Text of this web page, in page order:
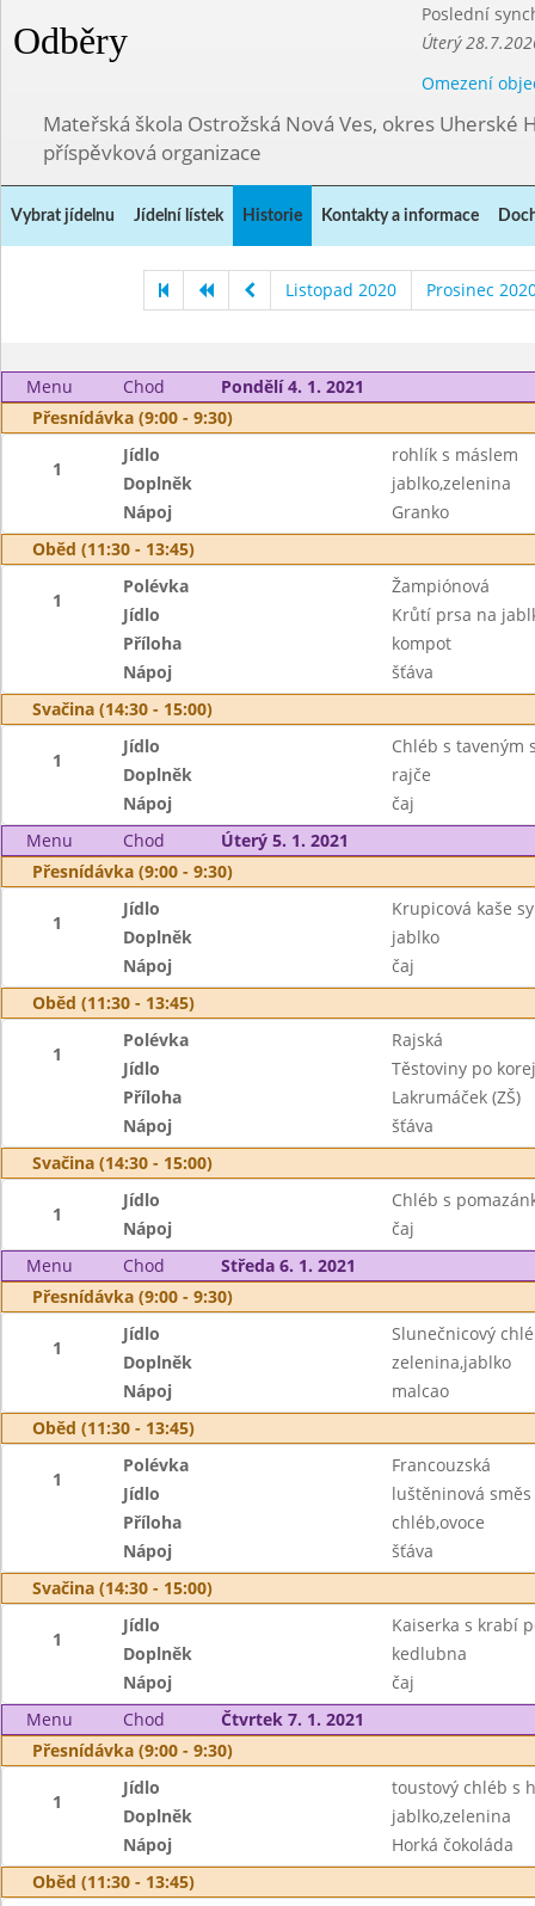
Odběry
Poslední
Úterý
Omezení
Mateřská škola Ostrožská Nová Ves, okres Uherské
příspěvková organizace
Vybrat jídelnu Jídelní lístek Historie Kontakty a informace
Listopad 2020 Prosinec
Menu Chod
Pondělí 4. 1. 2021
Přesnídávka (9:00 - 9:30)
1
Jídlo
rohlík s máslem
Doplněk
jablko,zelenina
Nápoj
Granko
Oběd (11:30 - 13:45)
1
Polévka
Žampiónová
Jídlo
Krůtí prsa na
Příloha
kompot
Nápoj
šťáva
Svačina (14:30 - 15:00)
1
Jídlo
Chléb s taveným
Doplněk
rajče
Nápoj
čaj
Menu
Chod
Úterý 5. 1. 2021
Přesnídávka (9:00 - 9:30)
1
Jídlo
Krupicová kaše
Doplněk
jablko
Nápoj
čaj
Oběd (11:30 - 13:45)
1
Polévka
Rajská
Jídlo
Těstoviny po
Příloha
Lakrumáček (ZŠ)
Nápoj
šťáva
Svačina (14:30 - 15:00)
1
Jídlo
Chléb s
Nápoj
čaj
Menu
Chod
Středa 6. 1. 2021
Přesnídávka (9:00 - 9:30)
1
Jídlo
Slunečnicový
Doplněk
zelenina,jablko
Nápoj
malcao
Oběd (11:30 - 13:45)
1
Polévka
Francouzská
Jídlo
luštěninová
Příloha
chléb,ovoce
Nápoj
šťáva
Svačina (14:30 - 15:00)
1
Jídlo
Kaiserka s krabí
Doplněk
kedlubna
Nápoj
čaj
Menu
Chod
Čtvrtek 7. 1. 2021
Přesnídávka (9:00 - 9:30)
1
Jídlo
toustový chléb s
Doplněk
jablko,zelenina
Nápoj
Horká čokoláda
Oběd (11:30 - 13:45)